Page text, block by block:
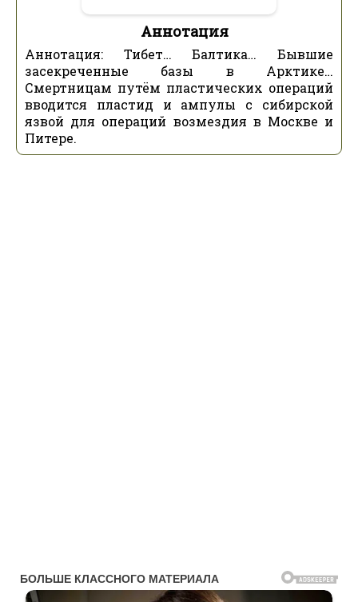
Аннотация
Аннотация: Тибет… Балтика… Бывшие
засекреченные базы в Арктике…
Смертницам путём пластических операций
вводится пластид и ампулы с сибирской
язвой для операций возмездия в Москве и
Питере.